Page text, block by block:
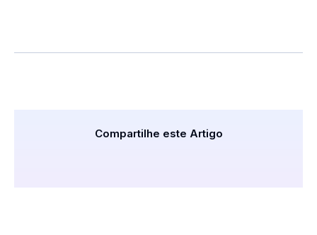
Compartilhe este Artigo